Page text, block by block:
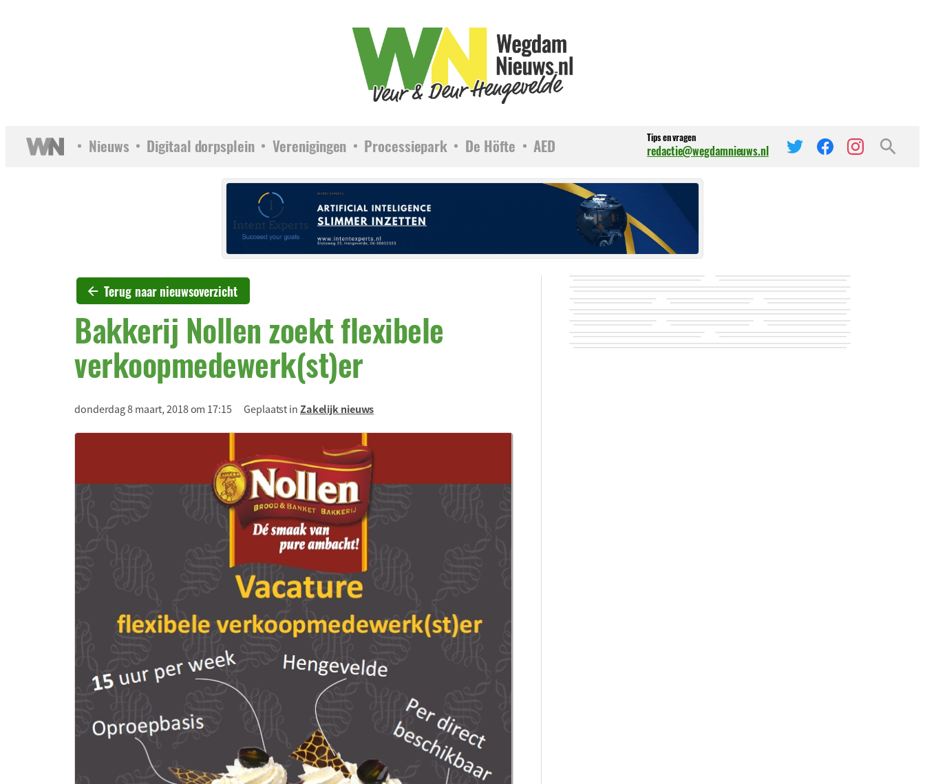
Nieuws Digitaal dorpsplein Verenigingen Processiepark De Höfte AED Tips en vragen
redactie@wegdamnieuws.nl
Terug naar nieuwsoverzicht
Bakkerij Nollen zoekt flexibele
verkoopmedewerk(st)er
donderdag 8 maart, 2018 om 17:15 Geplaatst inZakelijk nieuws